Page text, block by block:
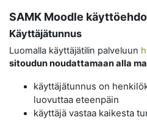
SAMK Moodle
Käyttäjätunnus
Luomalla käyttäjätilin palveluun
sitoudun noudattamaan alla
käyttäjätunnus on
luovuttaa eteenpäin
käyttäjä vastaa kaikesta